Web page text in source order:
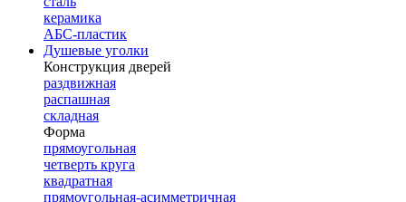
керамика
АБС-пластик
Душевые уголки
Конструкция дверей
раздвижная
распашная
складная
Форма
прямоугольная
четверть круга
квадратная
прямоугольная-асимметричная